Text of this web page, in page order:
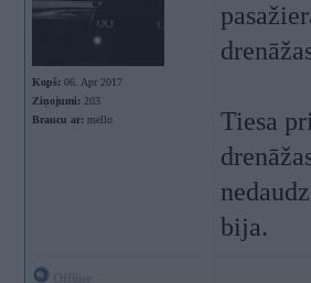
Kopš: 06. Apr 2017
Ziņojumi: 203
Braucu ar: mello
Tiesa
bija.